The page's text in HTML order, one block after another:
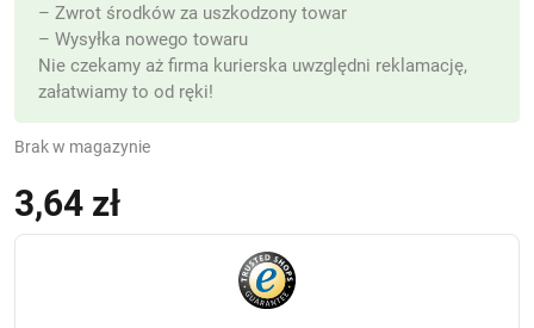
3,64 zł
Brak w magazynie
– Zwrot środków za uszkodzony towar
– Wysyłka nowego towaru
Nie czekamy aż firma kurierska uwzględni reklamację,
załatwiamy to od ręki!